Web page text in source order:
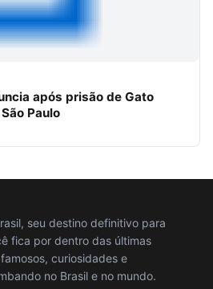
após prisão de Gato
Paulo
seu destino definitivo para
fica por dentro das últimas
curiosidades e
no Brasil e no mundo.